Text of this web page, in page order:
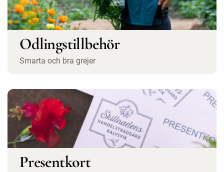
Odlingstillbehör
Smarta och bra grejer
Presentkort